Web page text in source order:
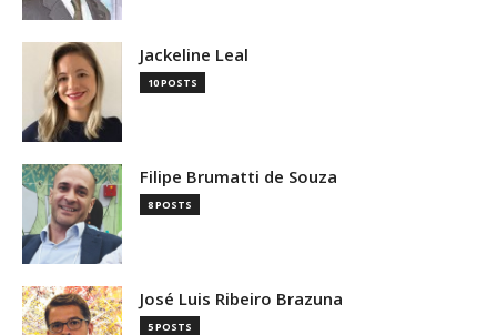
Jackeline Leal
10 POSTS
Filipe Brumatti de Souza
8 POSTS
José Luis Ribeiro Brazuna
5 POSTS